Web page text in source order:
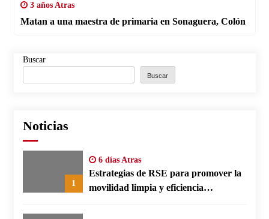
3 años Atras
Matan a una maestra de primaria en Sonaguera, Colón
Buscar
Buscar
Noticias
1
6 días Atras
Estrategias de RSE para promover la
movilidad limpia y eficiencia